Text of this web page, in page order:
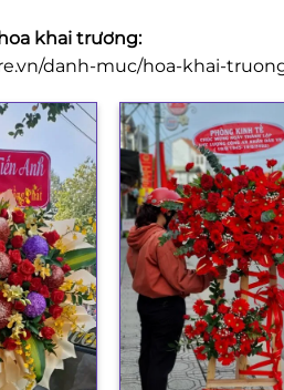
khai trương:
danh-muc/hoa-khai-